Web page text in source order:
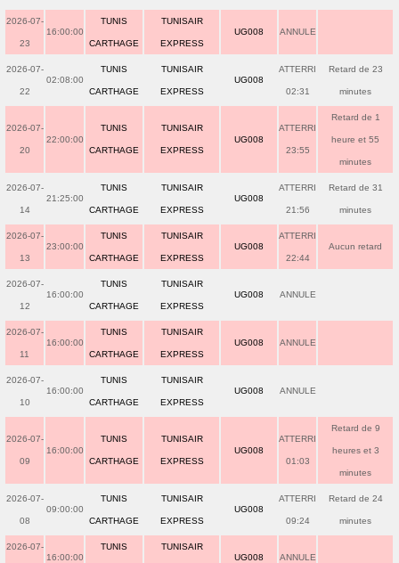
2026-07-
23
16:00:00
TUNIS
CARTHAGE
TUNISAIR
EXPRESS
UG008 ANNULE
2026-07-
22
02:08:00
TUNIS
CARTHAGE
TUNISAIR
EXPRESS
UG008
ATTERRI
02:31
Retard de 23
minutes
2026-07-
20
22:00:00
TUNIS
CARTHAGE
TUNISAIR
EXPRESS
UG008
ATTERRI
23:55
Retard de 1
heure et 55
minutes
2026-07-
14
21:25:00
TUNIS
CARTHAGE
TUNISAIR
EXPRESS
UG008
ATTERRI
21:56
Retard de 31
minutes
2026-07-
13
23:00:00
TUNIS
CARTHAGE
TUNISAIR
EXPRESS
UG008
ATTERRI
22:44
Aucun retard
2026-07-
12
16:00:00
TUNIS
CARTHAGE
TUNISAIR
EXPRESS
UG008 ANNULE
2026-07-
11
16:00:00
TUNIS
CARTHAGE
TUNISAIR
EXPRESS
UG008 ANNULE
2026-07-
10
16:00:00
TUNIS
CARTHAGE
TUNISAIR
EXPRESS
UG008 ANNULE
2026-07-
09
16:00:00
TUNIS
CARTHAGE
TUNISAIR
EXPRESS
UG008
ATTERRI
01:03
Retard de 9
heures et 3
minutes
2026-07-
08
09:00:00
TUNIS
CARTHAGE
TUNISAIR
EXPRESS
UG008
ATTERRI
09:24
Retard de 24
minutes
2026-07-
16:00:00
TUNIS TUNISAIR
UG008 ANNULE